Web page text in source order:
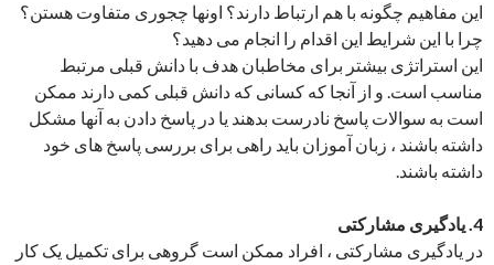
این مفاهیم چگونه با هم ارتباط دارند؟ اونها چجوری متفاوت هستن؟
چرا با این شرایط این اقدام را انجام می دهید؟
این استراتژی بیشتر برای مخاطبان هدف با دانش قبلی مرتبط
مناسب است. و از آنجا که کسانی که دانش قبلی کمی دارند ممکن
است به سوالات پاسخ نادرست بدهند یا در پاسخ دادن به آنها مشکل
داشته باشند ، زبان آموزان باید راهی برای بررسی پاسخ های خود
داشته باشند.
4. یادگیری مشارکتی
در یادگیری مشارکتی ، افراد ممکن است گروهی برای تکمیل یک کار